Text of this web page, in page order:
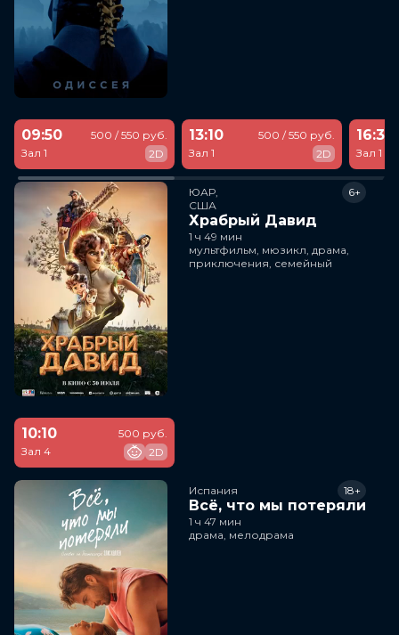
09:50
Зал 1
500 / 550 руб.
2D
13:10
Зал 1
500 / 550 руб.
2D
16:30
Зал 1
ЮАР,
США
Храбрый Давид
6+
1 ч 49 мин
мультфильм, мюзикл, драма,
приключения, семейный
10:10
Зал 4
500 руб.
2D
Испания
Всё, что мы потеряли
18+
1 ч 47 мин
драма, мелодрама